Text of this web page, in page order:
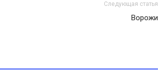
Следующая статья
Ворожи